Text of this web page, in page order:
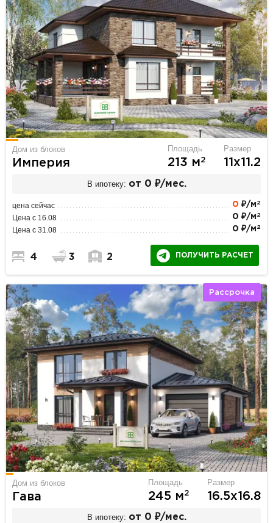
Дом из блоков
Империя
Площадь
213 м2
Размер
11х11.2
В ипотеку: от 0 ₽/мес.
цена сейчас 0 ₽/м 2
Цена с 16.08 0 ₽/м 2
Цена с 31.08 0 ₽/м 2
4 3 2 ПОЛУЧИТЬ РАСЧЕТ
Рассрочка
Дом из блоков
Гава
Площадь
245 м2
Размер
16.5х16.8
В ипотеку: от 0 ₽/мес.